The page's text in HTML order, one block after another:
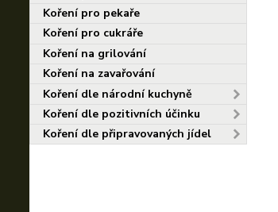
Koření pro pekaře
Koření pro cukráře
Koření na grilování
Koření na zavařování
Koření dle národní kuchyně
Koření dle pozitivních účinku
Koření dle připravovaných jídel